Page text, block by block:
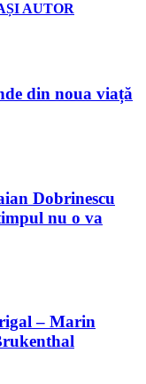
AUTOR
din noua viață
Dobrinescu
nu o va
– Marin